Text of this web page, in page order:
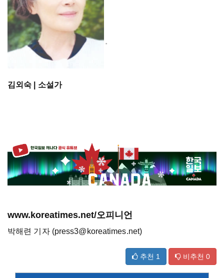
김외숙 | 소설가
www.koreatimes.net/오피니언
박해련 기자 (press3@koreatimes.net)
추천 1 비추천 0